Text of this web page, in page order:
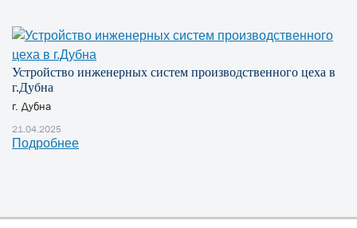
Устройство инженерных систем производственного цеха в
г.Дубна
г. Дубна
21.04.2025
Подробнее